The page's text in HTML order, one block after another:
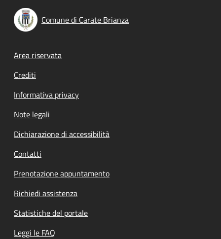
Comune di Carate Brianza
Footer menu
Area riservata
Crediti
Informativa privacy
Note legali
Dichiarazione di accessibilità
Contatti
Prenotazione appuntamento
Richiedi assistenza
Statistiche del portale
Leggi le FAQ